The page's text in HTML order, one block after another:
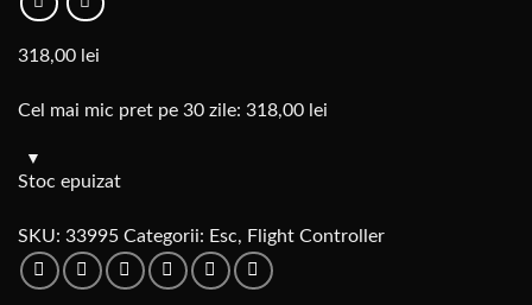
318,00 lei
Cel mai mic pret pe 30 zile: 318,00 lei
Stoc epuizat
SKU: 33995 Categorii: Esc, Flight Controller